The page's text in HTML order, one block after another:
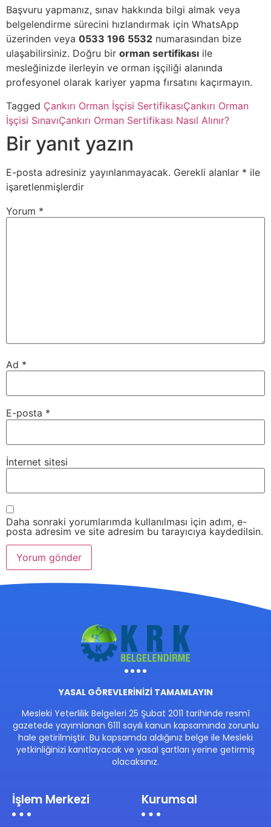
Başvuru yapmanız, sınav hakkında bilgi almak veya
belgelendirme sürecini hızlandırmak için WhatsApp
üzerinden veya 0533 196 5532 numarasından bize
ulaşabilirsiniz. Doğru bir orman sertifikası ile
mesleğinizde ilerleyin ve orman işçiliği alanında
profesyonel olarak kariyer yapma fırsatını kaçırmayın.
Tagged Çankırı Orman İşçisi SertifikasıÇankırı Orman
İşçisi SınavıÇankırı Orman Sertifikası Nasıl Alınır?
Bir yanıt yazın
E-posta adresiniz yayınlanmayacak. Gerekli alanlar * ile
işaretlenmişlerdir
Yorum *
Ad *
E-posta *
İnternet sitesi
Daha sonraki yorumlarımda kullanılması için adım, e-
posta adresim ve site adresim bu tarayıcıya kaydedilsin.
YASAL GÖREVLERİNİZİ TAMAMLAYIN
Mesleki Yeterlilik Belgeleri 25 Şubat 2011 tarihinde resmî
gazetede yayımlanan 6111 sayılı kanun kapsamında zorunlu
hale getirilmiştir. Bu kapsamda aldığınız belge ile Mesleki
yetkinliğinizi kanıtlayacak ve yasal şartları yerine getirmiş
olacaksınız.
İşlem Merkezi Kurumsal